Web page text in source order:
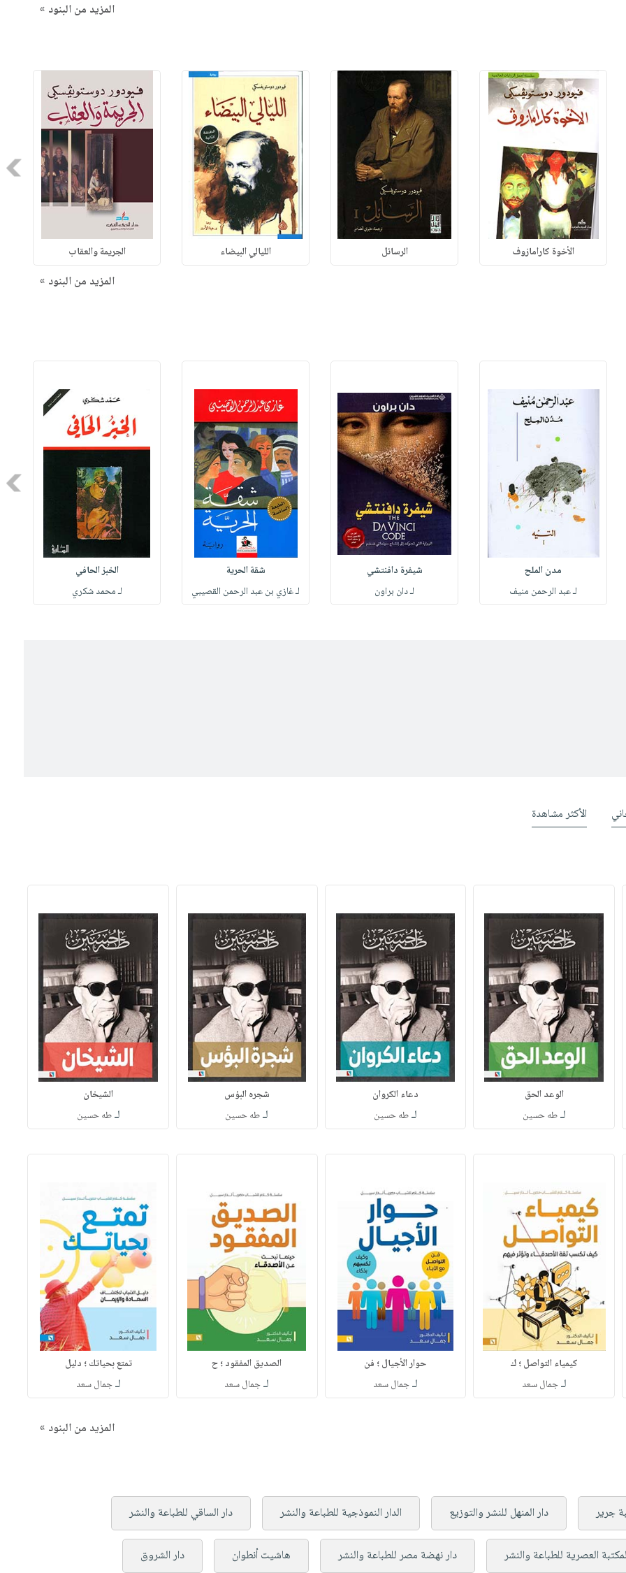
المزيد من البنود »
الأخوة كارامازوف الرسائل الليالي البيضاء الجريمة والعقاب
المزيد من البنود »
مدن الملح
لـ عبد الرحمن منيف
شيفرة دافنتشي
لـ دان براون
شقة الحرية
لـ غازي بن عبد الرحمن القصيبي
الخبز الحافي
لـ محمد شكري
الأكثر مشاهدة
الوعد الحق
لـطه حسين
دعاء الكروان
لـطه حسين
شجره البؤس
لـطه حسين
الشيخان
لـطه حسين
كيمياء التواصل ؛ ك
لـجمال سعد
حوار الأجيال ؛ فن
لـجمال سعد
الصديق المفقود ؛ ح
لـجمال سعد
تمتع بحياتك ؛ دليل
لـجمال سعد
المزيد من البنود »
جرير دار المنهل للنشر والتوزيع الدار النموذجية للطباعة والنشر دار الساقي للطباعة والنشر
العصرية للطباعة والنشر دار نهضة مصر للطباعة والنشر هاشيت أنطوان دار الشروق